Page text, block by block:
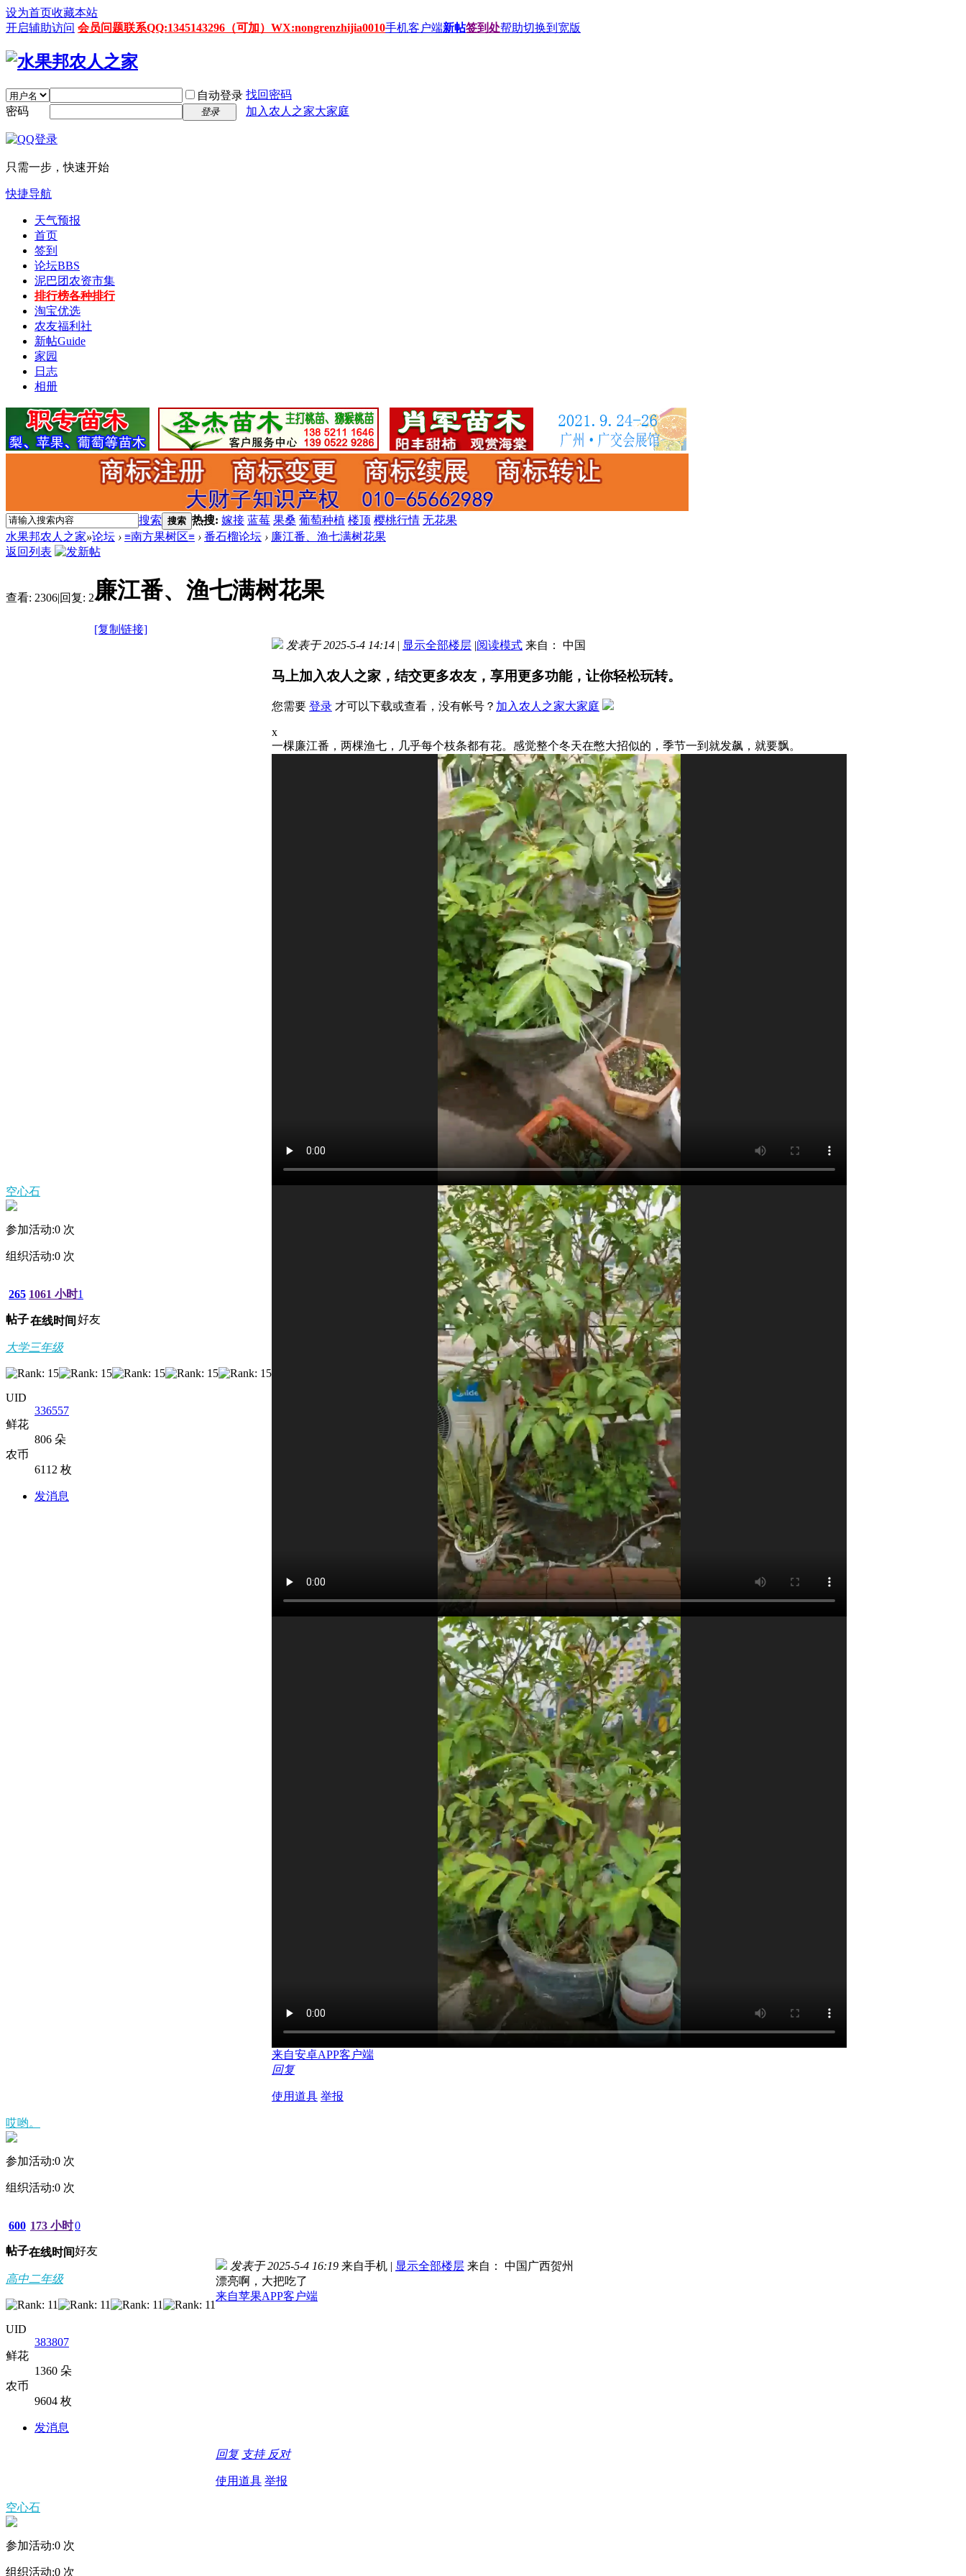
设为首页收藏本站
开启辅助访问 会员问题联系QQ:1345143296（可加）WX:nongrenzhijia0010手机客户端新帖签到处帮助切换到宽版
自动登录 找回密码
密码
登录 加入农人之家大家庭
只需一步，快速开始
快捷导航
天气预报
首页
签到
论坛BBS
泥巴团农资市集
排行榜各种排行
淘宝优选
农友福利社
新帖Guide
家园
日志
相册
搜索 搜索 热搜: 嫁接 蓝莓 果桑 葡萄种植 楼顶 樱桃行情 无花果
水果邦农人之家»论坛 › ≡南方果树区≡ › 番石榴论坛 › 廉江番、渔七满树花果
返回列表
查看: 2306|回复: 2廉江番、渔七满树花果
[复制链接]
空心石
参加活动:0 次
组织活动:0 次
265
帖子
1061 小时
在线时间
1
好友
大学三年级
UID
336557
鲜花
806 朵
农币
6112 枚
发消息
发表于 2025-5-4 14:14 | 显示全部楼层 |阅读模式 来自： 中国
马上加入农人之家，结交更多农友，享用更多功能，让你轻松玩转。
您需要 登录 才可以下载或查看，没有帐号？ 加入农人之家大家庭
x
一棵廉江番，两棵渔七，几乎每个枝条都有花。感觉整个冬天在憋大招似的，季节一到就发飙，就要飘。
来自安卓APP客户端
回复
使用道具 举报
哎哟。
参加活动:0 次
组织活动:0 次
600
帖子
173 小时
在线时间
0
好友
高中二年级
UID
383807
鲜花
1360 朵
农币
9604 枚
发消息
发表于 2025-5-4 16:19 来自手机 | 显示全部楼层 来自： 中国广西贺州
漂亮啊，大把吃了
来自苹果APP客户端
回复 支持 反对
使用道具 举报
空心石
参加活动:0 次
组织活动:0 次